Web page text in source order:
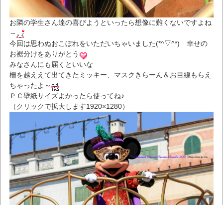
お隣の学生さん達の喜びようといったら想像に難くないですよね
～
今回は思わぬおこぼれをいただいちゃいました(*^▽^*) 幸せの
お裾分けをありがとう
みなさんにも届くといいな
柵を越ええて出てきたミッキー、マスクきらーん＆お目線もらえ
ちゃったよ～
ＰＣ壁紙サイズよかったら使ってね♪
（クリックで拡大します1920×1280）